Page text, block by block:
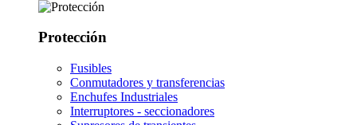
Protección
Fusibles
Conmutadores y transferencias
Enchufes Industriales
Interruptores - seccionadores